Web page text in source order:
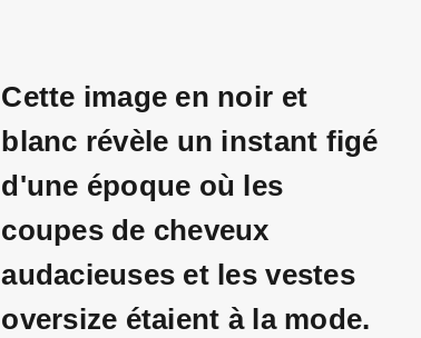
Cette image en noir et
blanc révèle un instant figé
d'une époque où les
coupes de cheveux
audacieuses et les vestes
oversize étaient à la mode.